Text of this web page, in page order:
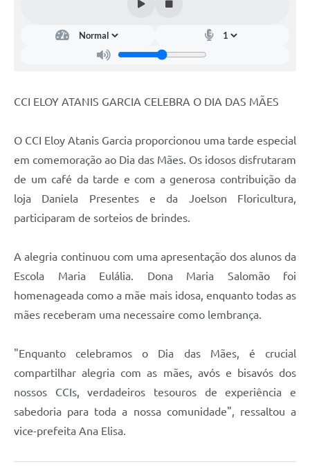
CCI ELOY ATANIS GARCIA CELEBRA O DIA DAS MÃES
O CCI Eloy Atanis Garcia proporcionou uma tarde especial
em comemoração ao Dia das Mães. Os idosos disfrutaram
de um café da tarde e com a generosa contribuição da
loja Daniela Presentes e da Joelson Floricultura,
participaram de sorteios de brindes.
A alegria continuou com uma apresentação dos alunos da
Escola Maria Eulália. Dona Maria Salomão foi
homenageada como a mãe mais idosa, enquanto todas as
mães receberam uma necessaire como lembrança.
"Enquanto celebramos o Dia das Mães, é crucial
compartilhar alegria com as mães, avós e bisavós dos
nossos CCIs, verdadeiros tesouros de experiência e
sabedoria para toda a nossa comunidade", ressaltou a
vice-prefeita Ana Elisa.